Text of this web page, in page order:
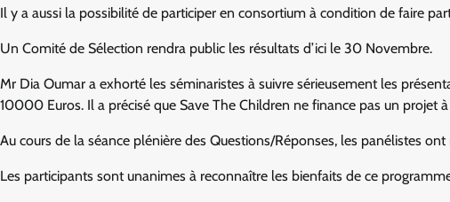
Il y a aussi la possibilité de participer en consortium à condition de faire
Un Comité de Sélection rendra public les résultats d’ici le 30 Novembre.
Mr Dia Oumar a exhorté les séminaristes à suivre sérieusement les
10000 Euros. Il a précisé que Save The Children ne finance pas un projet
Au cours de la séance plénière des Questions/Réponses, les panélistes
Les participants sont unanimes à reconnaître les bienfaits de ce